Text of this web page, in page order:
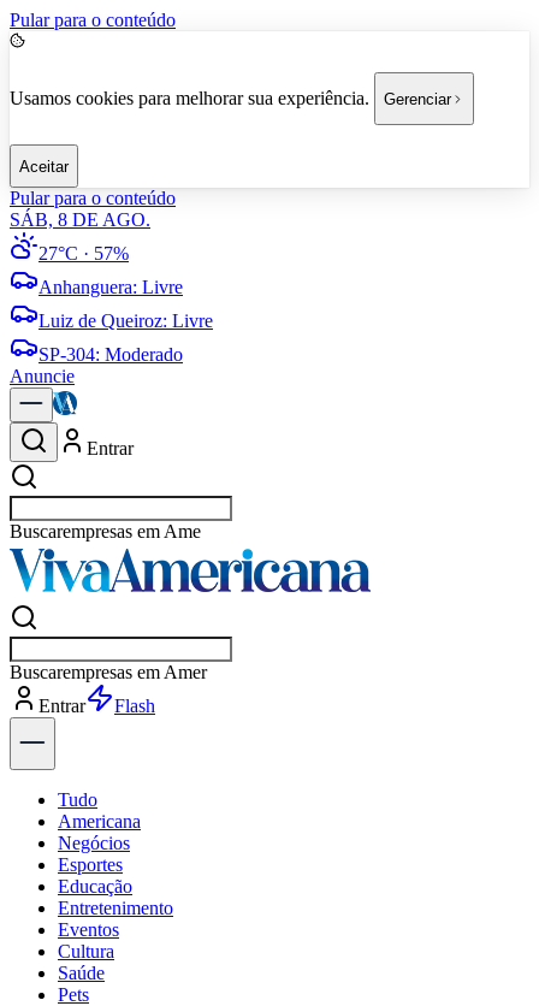
Pular para o conteúdo
Usamos cookies para melhorar sua experiência. Gerenciar
Aceitar
Pular para o conteúdo
SÁB, 8 DE AGO.
27°C · 57%
Anhanguera: Livre
Luiz de Queiroz: Livre
SP-304: Moderado
Anuncie
Entrar
Buscaresportes
Buscaresportes
Entrar
Flash
Tudo
Americana
Negócios
Esportes
Educação
Entretenimento
Eventos
Cultura
Saúde
Pets